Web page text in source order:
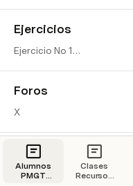
Ejercicios
Ejercicio No 1
Foros
X
Alumnos
PMGT
Clases
Recursos